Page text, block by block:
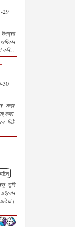
29
উপদ্ৰৱ
কৰি...
30
মানৱ
চিঠি
তুমি